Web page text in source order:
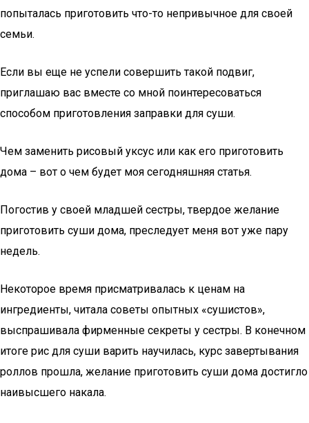
попыталась приготовить что-то непривычное для своей
семьи.
Если вы еще не успели совершить такой подвиг,
приглашаю вас вместе со мной поинтересоваться
способом приготовления заправки для суши.
Чем заменить рисовый уксус или как его приготовить
дома – вот о чем будет моя сегодняшняя статья.
Погостив у своей младшей сестры, твердое желание
приготовить суши дома, преследует меня вот уже пару
недель.
Некоторое время присматривалась к ценам на
ингредиенты, читала советы опытных «сушистов»,
выспрашивала фирменные секреты у сестры. В конечном
итоге рис для суши варить научилась, курс завертывания
роллов прошла, желание приготовить суши дома достигло
наивысшего накала.